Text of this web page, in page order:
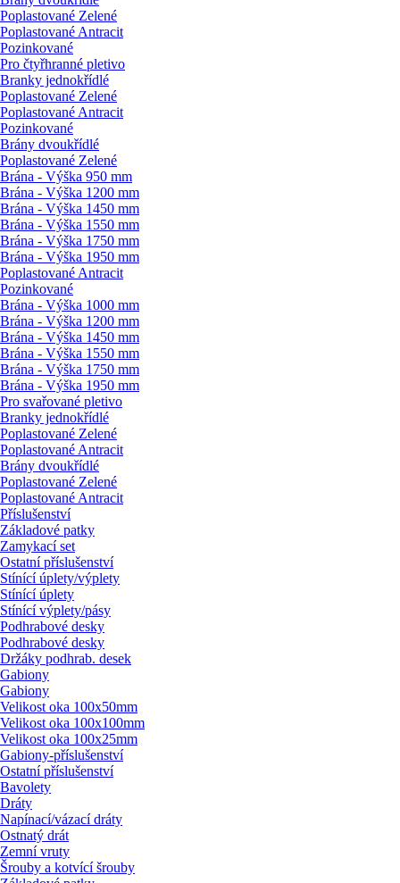
Poplastované Zelené
Poplastované Antracit
Pozinkované
Pro čtyřhranné pletivo
Branky jednokřídlé
Poplastované Zelené
Poplastované Antracit
Pozinkované
Brány dvoukřídlé
Poplastované Zelené
Brána - Výška 950 mm
Brána - Výška 1200 mm
Brána - Výška 1450 mm
Brána - Výška 1550 mm
Brána - Výška 1750 mm
Brána - Výška 1950 mm
Poplastované Antracit
Pozinkované
Brána - Výška 1000 mm
Brána - Výška 1200 mm
Brána - Výška 1450 mm
Brána - Výška 1550 mm
Brána - Výška 1750 mm
Brána - Výška 1950 mm
Pro svařované pletivo
Branky jednokřídlé
Poplastované Zelené
Poplastované Antracit
Brány dvoukřídlé
Poplastované Zelené
Poplastované Antracit
Příslušenství
Základové patky
Zamykací set
Ostatní příslušenství
Stínící úplety/výplety
Stínící úplety
Stínící výplety/pásy
Podhrabové desky
Podhrabové desky
Držáky podhrab. desek
Gabiony
Gabiony
Velikost oka 100x50mm
Velikost oka 100x100mm
Velikost oka 100x25mm
Gabiony-příslušenství
Ostatní příslušenství
Bavolety
Dráty
Napínací/vázací dráty
Ostnatý drát
Zemní vruty
Šrouby a kotvící šrouby